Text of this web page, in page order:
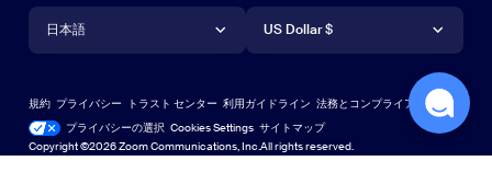
Androidアプリ
ウェビナーとイベント
ラーニングセンター
テクニカルコンテンツライブラリテクニカルコンテンツライブラ
言語
日本語
English
Español
通貨
US Dollar $
Copyright ©2026 Zoom Communications, Inc.All rights reserved.
規約 プライバシー トラスト センター 利用ガイドライン 法務とコンプライアンス
プライバシーの選択 Cookies Settings サイトマップ
サイトマップ